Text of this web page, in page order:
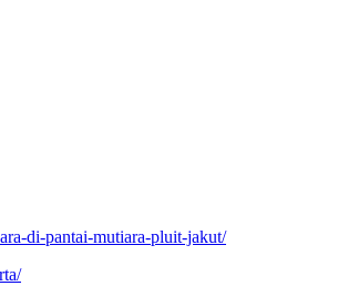
di-pantai-mutiara-pluit-jakut/